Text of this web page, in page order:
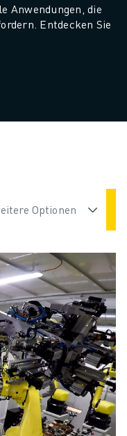
Anwendungen, die
Entdecken Sie
BranchenOptionen